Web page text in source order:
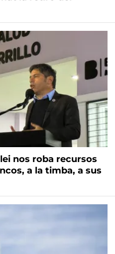
nos roba recursos
a la timba, a sus